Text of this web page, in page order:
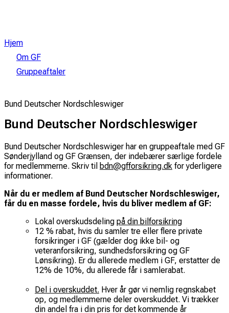
Hjem
Om GF
Gruppeaftaler
Bund Deutscher Nordschleswiger
Bund Deutscher Nordschleswiger
Bund Deutscher Nordschleswiger har en gruppeaftale med GF
Sønderjylland og GF Grænsen, der indebærer særlige fordele
for medlemmerne. Skriv til bdn@gfforsikring.dk for yderligere
informationer.
Når du er medlem af Bund Deutscher Nordschleswiger,
får du en masse fordele, hvis du bliver medlem af GF:
Lokal overskudsdeling på din bilforsikring
12 % rabat, hvis du samler tre eller flere private
forsikringer i GF (gælder dog ikke bil- og
veteranforsikring, sundhedsforsikring og GF
Lønsikring). Er du allerede medlem i GF, erstatter de
12% de 10%, du allerede får i samlerabat.
Del i overskuddet. Hver år gør vi nemlig regnskabet
op, og medlemmerne deler overskuddet. Vi trækker
din andel fra i din pris for det kommende år